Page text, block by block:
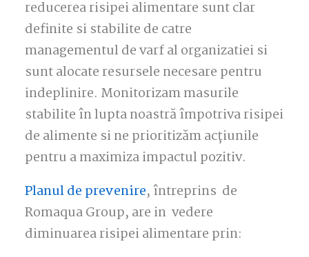
reducerea risipei alimentare sunt clar
definite si stabilite de catre
managementul de varf al organizatiei si
sunt alocate resursele necesare pentru
indeplinire. Monitorizam masurile
stabilite în lupta noastră împotriva risipei
de alimente si ne prioritizăm acțiunile
pentru a maximiza impactul pozitiv.
Planul de prevenire, întreprins de
Romaqua Group, are in vedere
diminuarea risipei alimentare prin: